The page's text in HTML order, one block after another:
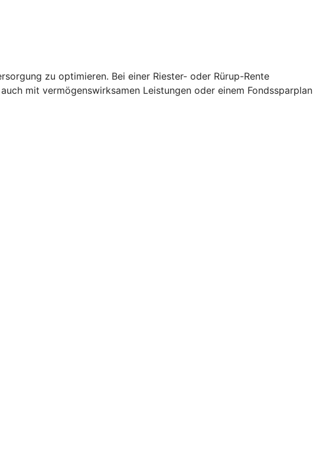
zu optimieren. Bei einer Riester- oder Rürup-Rente
mit vermögenswirksamen Leistungen oder einem Fondssparplan